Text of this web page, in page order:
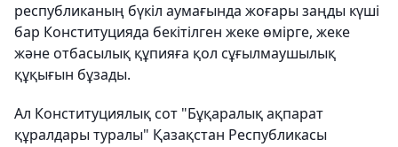
республиканың бүкіл аумағында жоғары заңды күші
бар Конституцияда бекітілген жеке өмірге, жеке
және отбасылық құпияға қол сұғылмаушылық
құқығын бұзады.
Ал Конституциялық сот "Бұқаралық ақпарат
құралдары туралы" Қазақстан Республикасы